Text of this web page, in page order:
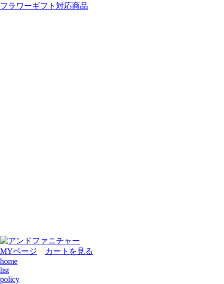
フラワーギフト対応商品
MYページ
カートを見る
home
list
policy